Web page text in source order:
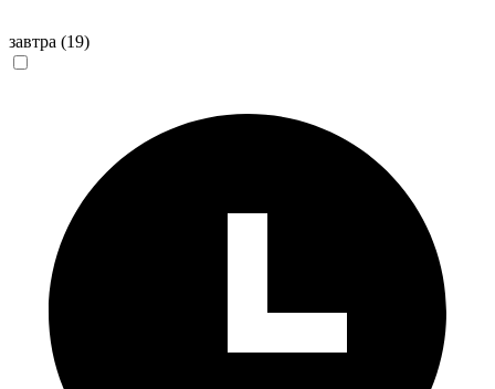
завтра (19)